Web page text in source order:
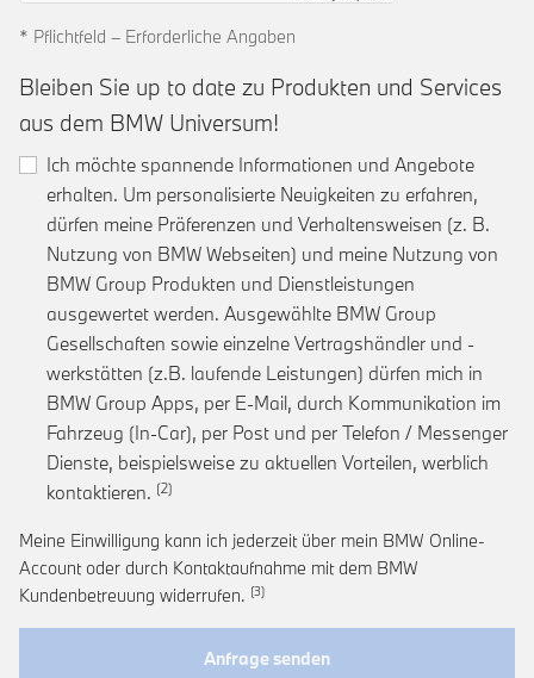
* Pflichtfeld – Erforderliche Angaben
Bleiben Sie up to date zu Produkten und Services
aus dem BMW Universum!
Ich möchte spannende Informationen und Angebote
erhalten. Um personalisierte Neuigkeiten zu erfahren,
dürfen meine Präferenzen und Verhaltensweisen (z. B.
Nutzung von BMW Webseiten) und meine Nutzung von
BMW Group Produkten und Dienstleistungen
ausgewertet werden. Ausgewählte BMW Group
Gesellschaften sowie einzelne Vertragshändler und -
werkstätten (z.B. laufende Leistungen) dürfen mich in
BMW Group Apps, per E-Mail, durch Kommunikation im
Fahrzeug (In-Car), per Post und per Telefon / Messenger
Dienste, beispielsweise zu aktuellen Vorteilen, werblich
kontaktieren. Link zur Fußnote: Einwilligung zur
Meine Einwilligung kann ich jederzeit über mein BMW Online-
Account oder durch Kontaktaufnahme mit dem BMW
Kundenbetreuung widerrufen. Link zur Fußnote: Widerruf der
Anfrage senden